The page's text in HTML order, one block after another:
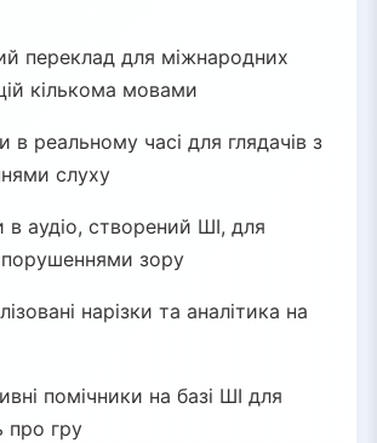
переклад для міжнародних
кількома мовами
в реальному часі для глядачів з
слуху
в аудіо, створений ШІ, для
зору
нарізки та аналітика на
помічники на базі ШІ для
про гру